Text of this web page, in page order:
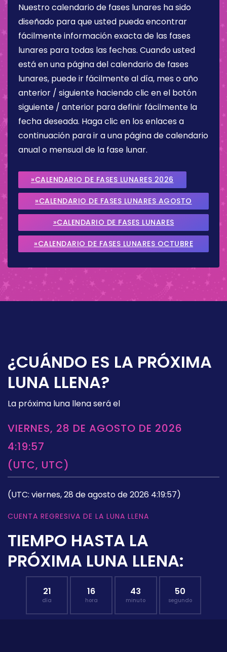
Nuestro calendario de fases lunares ha sido
diseñado para que usted pueda encontrar
fácilmente información exacta de las fases
lunares para todas las fechas. Cuando usted
está en una página del calendario de fases
lunares, puede ir fácilmente al día, mes o año
anterior / siguiente haciendo clic en el botón
siguiente / anterior para definir fácilmente la
fecha deseada. Haga clic en los enlaces a
continuación para ir a una página de calendario
anual o mensual de la fase lunar.
»CALENDARIO DE FASES LUNARES 2026
»CALENDARIO DE FASES LUNARES AGOSTO
2026
»CALENDARIO DE FASES LUNARES
SEPTIEMBRE 2026
»CALENDARIO DE FASES LUNARES OCTUBRE
¿CUÁNDO ES LA PRÓXIMA
LUNA LLENA?
La próxima luna llena será el
VIERNES, 28 DE AGOSTO DE 2026
4:19:57
(UTC, UTC)
(UTC: viernes, 28 de agosto de 2026 4:19:57)
CUENTA REGRESIVA DE LA LUNA LLENA
TIEMPO HASTA LA
PRÓXIMA LUNA LLENA:
21
día
16
hora
43
minuto
49
segundo